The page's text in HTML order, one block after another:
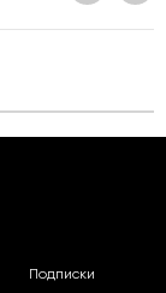
Подписки